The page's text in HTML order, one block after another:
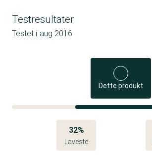
Testresultater
Testet i aug 2016
Dette produkt
32%
Laveste